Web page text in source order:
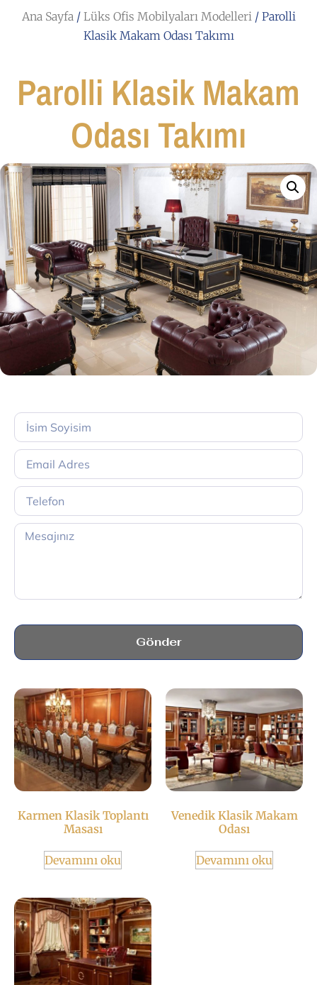
Ana Sayfa/ Lüks Ofis Mobilyaları Modelleri/ Parolli
Klasik Makam Odası Takımı
Parolli Klasik Makam
Odası Takımı
Gönder
Karmen Klasik Toplantı
Masası
Devamını oku
Venedik Klasik Makam
Odası
Devamını oku